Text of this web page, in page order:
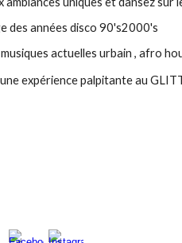
des années disco 90's2000's
actuelles urbain , afro
expérience palpitante au